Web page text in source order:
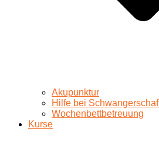
Akupunktur
Hilfe bei
Wochenbettbetreuung
Kurse